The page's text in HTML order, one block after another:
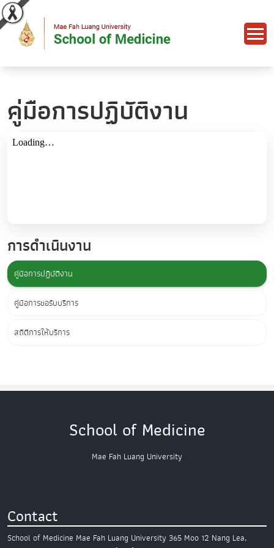
คู่มือการปฏิบัติงาน
การดำเนินงาน
คู่มือการปฏิบัติงาน
คู่มือการขอรับบริการ
สถิติการให้บริการ
School of Medicine
Mae Fah Luang University
Contact
School of Medicine Mae Fah Luang University 365 Moo 12 Nang Lea,